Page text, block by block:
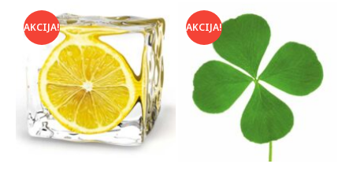
AKCIJA! AKCIJA!